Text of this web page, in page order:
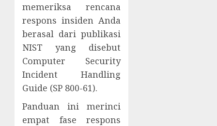
memeriksa rencana
respons insiden Anda
berasal dari publikasi
NIST yang disebut
Computer Security
Incident Handling
Guide (SP 800-61).
Panduan ini merinci
empat fase respons